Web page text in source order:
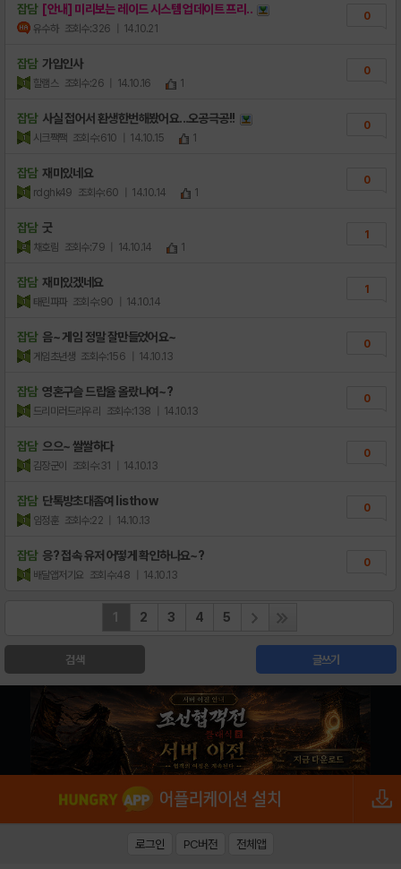
잡담 [안내] 미리보는 레이드 시스템 업데이트 프리..
유수하 조회수:326 | 14.10.21
0
잡담 가입인사
할램스 조회수:26 | 14.10.16 1
0
잡담 사실 접어서 환생한번해봤어요...오공극공!!
시크짹짹 조회수:610 | 14.10.15 1
0
잡담 재미있네요
rdghk49 조회수:60 | 14.10.14 1
0
잡담 굿
채호림 조회수:79 | 14.10.14 1
1
잡담 재미있겠네요
태린파파 조회수:90 | 14.10.14
1
잡담 음~ 게임 정말 잘만들었어요~
게임초년생 조회수:156 | 14.10.13
0
잡담 영혼구슬 드랍율 올랐나여~?
드리미러드리우리 조회수:138 | 14.10.13
0
잡담 으으~ 쌀쌀하다
김장군이 조회수:31 | 14.10.13
0
잡담 단톡방초대좀여 listhow
임정훈 조회수:22 | 14.10.13
0
잡담 응? 접속 유저 어떻게 확인하나요~?
배달앱저기요 조회수:48 | 14.10.13
0
1 2 3 4 5
검색 글쓰기
로그인 PC버전 전체앱